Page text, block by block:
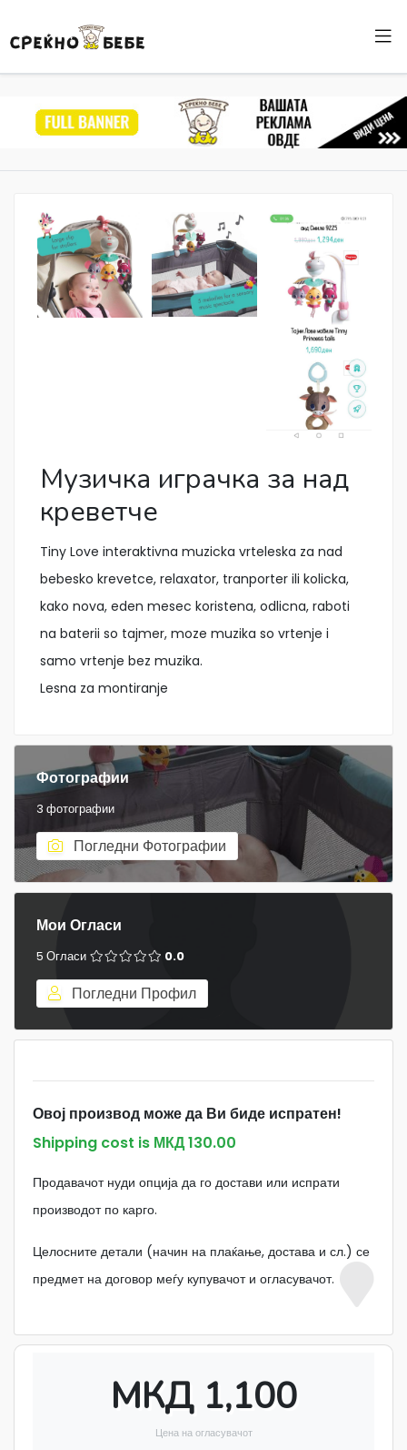
Музичка играчка за над
креветче
Tiny Love interaktivna muzicka vrteleska za nad
bebesko krevetce, relaxator, tranporter ili kolicka,
kako nova, eden mesec koristena, odlicna, raboti
na baterii so tajmer, moze muzika so vrtenje i
samo vrtenje bez muzika.
Lesna za montiranje
Фотографии
3 фотографии
Погледни Фотографии
Мои Огласи
5 Огласи 0.0
Погледни Профил
Овој производ може да Ви биде испратен!
Shipping cost is МКД 130.00
Продавачот нуди опција да го достави или испрати
производот по карго.
Целосните детали (начин на плаќање, достава и сл.) се
предмет на договор меѓу купувачот и огласувачот.
МКД 1,100
Цена на огласувачот